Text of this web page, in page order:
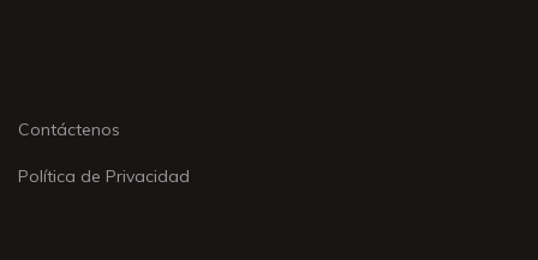
Contáctenos
Política de Privacidad